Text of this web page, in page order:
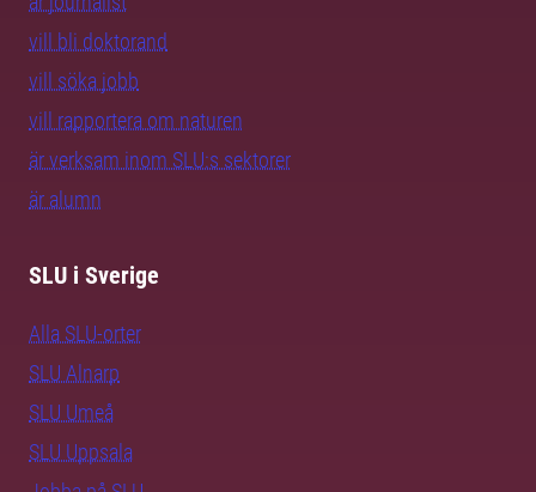
vill bli doktorand
vill söka jobb
vill rapportera om naturen
är verksam inom SLU:s sektorer
är alumn
SLU i Sverige
Alla SLU-orter
SLU Alnarp
SLU Umeå
SLU Uppsala